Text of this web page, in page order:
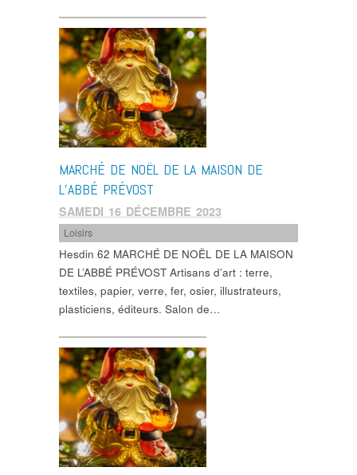
MARCHÉ DE NOËL DE LA MAISON DE
L’ABBÉ PRÉVOST
SAMEDI 16 DÉCEMBRE 2023
Loisirs
Hesdin 62 MARCHÉ DE NOËL DE LA MAISON
DE L’ABBÉ PRÉVOST Artisans d’art : terre,
textiles, papier, verre, fer, osier, illustrateurs,
plasticiens, éditeurs. Salon de…